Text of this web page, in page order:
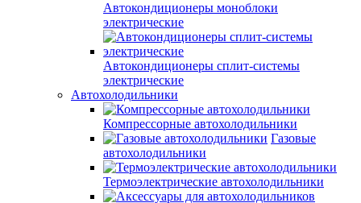
Автокондиционеры моноблоки
электрические
Автокондиционеры сплит-системы
электрические
Автохолодильники
Компрессорные автохолодильники
Газовые
автохолодильники
Термоэлектрические автохолодильники